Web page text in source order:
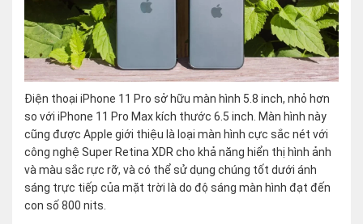
Điện thoại iPhone 11 Pro sở hữu màn hình 5.8 inch, nhỏ hơn
so với iPhone 11 Pro Max kích thước 6.5 inch. Màn hình này
cũng được Apple giới thiệu là loại màn hình cực sắc nét với
công nghệ Super Retina XDR cho khả năng hiển thị hình ảnh
và màu sắc rực rỡ, và có thể sử dụng chúng tốt dưới ánh
sáng trực tiếp của mặt trời là do độ sáng màn hình đạt đến
con số 800 nits.